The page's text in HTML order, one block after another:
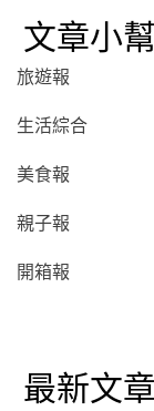
文章小
旅遊報
生活綜合
美食報
親子報
開箱報
最新文章